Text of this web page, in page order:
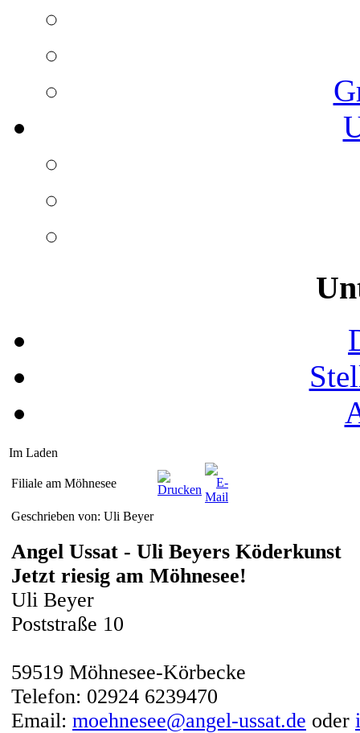
Im Laden
Filiale am Möhnesee
Geschrieben von: Uli Beyer
Angel Ussat - Uli Beyers Köderkunst
Jetzt riesig am Möhnesee!
Uli Beyer
Poststraße 10
59519 Möhnesee-Körbecke
Telefon: 02924 6239470
Email: moehnesee@angel-ussat.de oder